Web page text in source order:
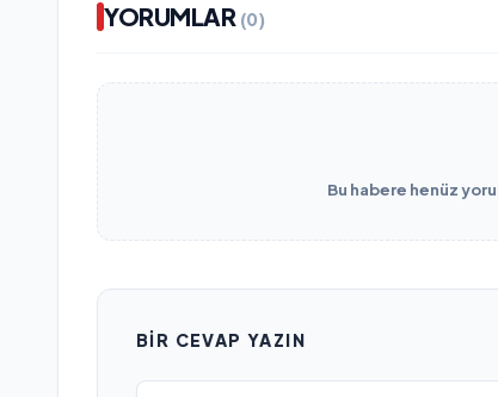
YORUMLAR (0)
Bu habere henüz
BIR CEVAP YAZIN